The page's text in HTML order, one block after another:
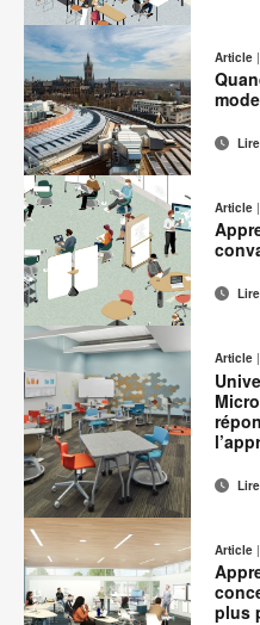
Partager
sur
Facebook
Partager
sur
Twitter
Partager
sur
Pinterest
Partager
sur
LinkedIn
Adresse
de
contact
Imprimer
cette
page
Partager
sur
Facebook
Partager
sur
Partager
sur
Pinterest
Partager
sur
LinkedIn
Adresse
de
contact
Imprimer
cette
page
Article |
Lire
sur
Facebook
Partager
sur
Twitter
Partager
sur
Pinterest
Partager
sur
LinkedIn
Adresse
de
contact
Imprimer
cette
page
Article |
Lire
Partager
sur
Facebook
Partager
sur
Twitter
Partager
sur
Pinterest
Partager
sur
LinkedIn
Adresse
de
contact
Imprimer
cette
page
Article |
Lire
Article |
plus